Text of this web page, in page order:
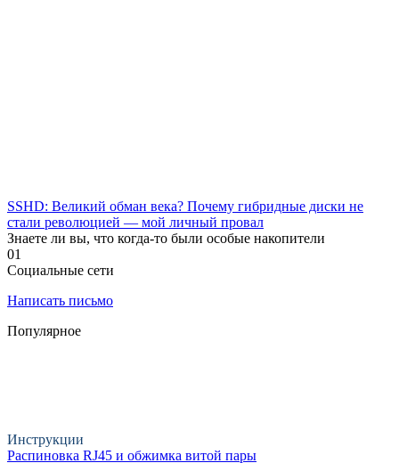
SSHD: Великий обман века? Почему гибридные диски не
стали революцией — мой личный провал
Знаете ли вы, что когда-то были особые накопители
01
Социальные сети
Написать письмо
Популярное
Инструкции
Распиновка RJ45 и обжимка витой пары